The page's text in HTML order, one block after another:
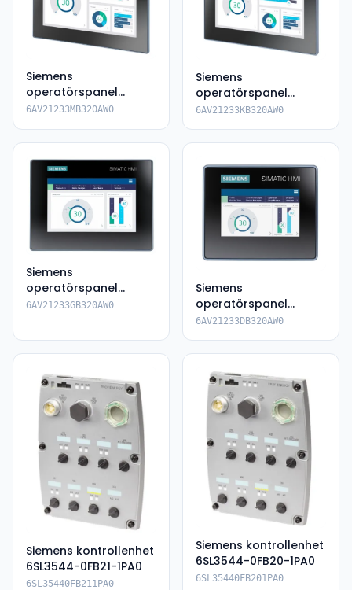
Siemens
operatörspanel
6AV2123-3MB32-
6AV21233MB320AW0
Siemens
operatörspanel
6AV2123-3KB32-0AW0
6AV21233KB320AW0
Siemens
operatörspanel
6AV2123-3GB32-
6AV21233GB320AW0
Siemens
operatörspanel
6AV2123-3DB32-0AW0
6AV21233DB320AW0
Siemens kontrollenhet
6SL3544-0FB21-1PA0
6SL35440FB211PA0
Siemens kontrollenhet
6SL3544-0FB20-1PA0
6SL35440FB201PA0